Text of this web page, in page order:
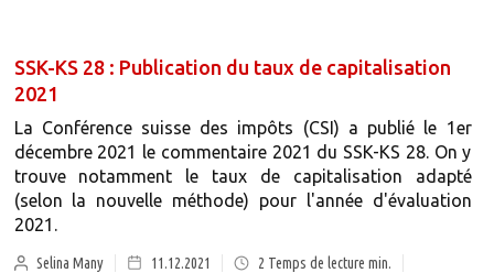
SSK-KS 28 : Publication du taux de capitalisation
2021
La Conférence suisse des impôts (CSI) a publié le 1er
décembre 2021 le commentaire 2021 du SSK-KS 28. On y
trouve notamment le taux de capitalisation adapté
(selon la nouvelle méthode) pour l'année d'évaluation
2021.
Selina Many 11.12.2021 2 Temps de lecture min.